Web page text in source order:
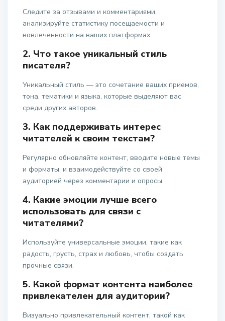
Следите за отзывами и комментариями,
анализируйте статистику посещаемости и
вовлеченности на ваших платформах.
2. Что такое уникальный стиль
писателя?
Уникальный стиль — это сочетание ваших приемов,
тона, тематики и языка, которые выделяют вас
среди других авторов.
3. Как поддерживать интерес
читателей к своим текстам?
Регулярно обновляйте контент, вводите новые темы
и форматы, и взаимодействуйте со своей
аудиторией через комментарии и опросы.
4. Какие эмоции лучше всего
использовать для связи с
читателями?
Используйте универсальные эмоции, такие как
радость, грусть, страх и любовь, чтобы создать
прочные связи.
5. Какой формат контента наиболее
привлекателен для аудитории?
Визуально привлекательный контент, такой как